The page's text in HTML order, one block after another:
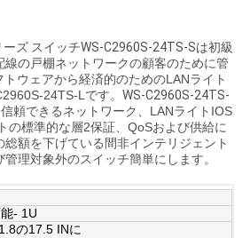
ズ スイッチWS-C2960S-24TS-Sは初級
線の戸棚ネットワークの顧客のために管
ウェアから経済的のためのLANライト
24TS-Lです。 WS-C2960S-24TS-
頼できるネットワーク、LANライトIOS
の標準的な層2保証、QoSおよび供給に
額を下げている間非インテリジェント
理対象外のスイッチ簡単にします。
- 1U
の17.5 INに